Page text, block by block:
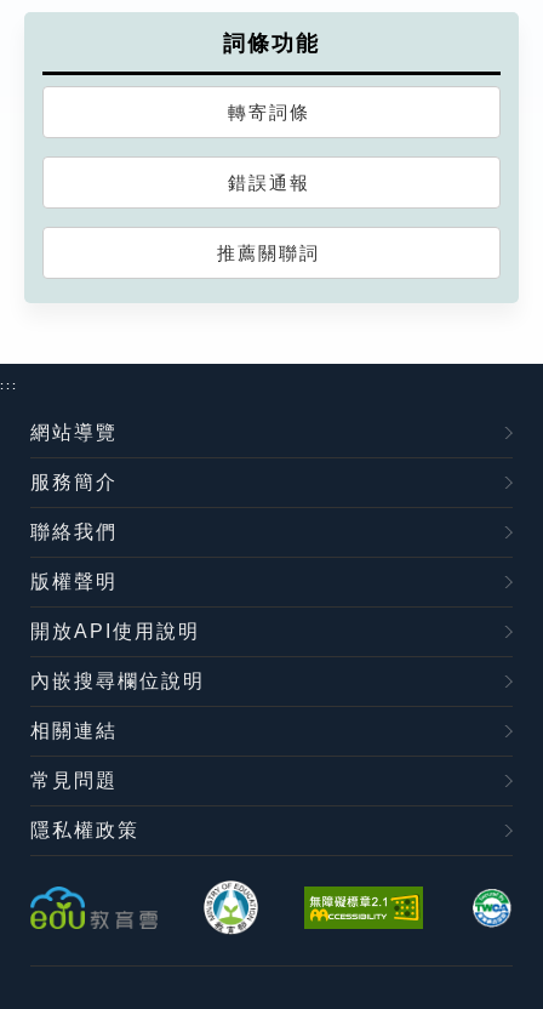
詞條功能
轉寄詞條
錯誤通報
推薦關聯詞
:::
網站導覽
服務簡介
聯絡我們
版權聲明
開放API使用說明
內嵌搜尋欄位說明
相關連結
常見問題
隱私權政策